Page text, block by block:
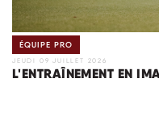
ÉQUIPE PRO
JEUDI 09 JUILLET 2026
L'ENTRAÎNEMENT EN